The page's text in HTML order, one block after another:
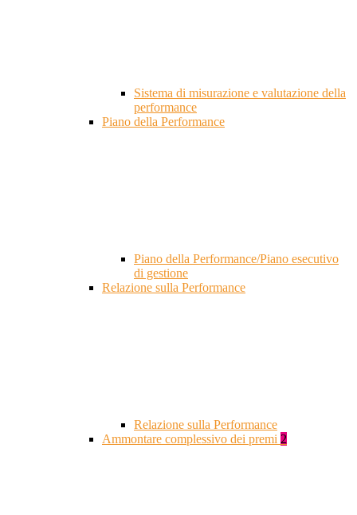
Sistema di misurazione e valutazione della
performance
Piano della Performance
Piano della Performance/Piano esecutivo
di gestione
Relazione sulla Performance
Relazione sulla Performance
Ammontare complessivo dei premi 2